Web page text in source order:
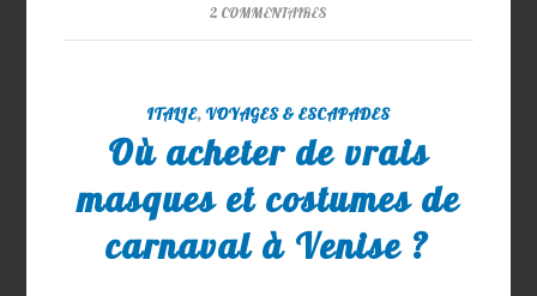
2 COMMENTAIRES
ITALIE, VOYAGES & ESCAPADES
Où acheter de vrais
masques et costumes de
carnaval à Venise ?